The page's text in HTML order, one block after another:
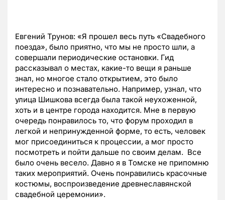
Евгений Трунов: «Я прошел весь путь «Свадебного
поезда», было приятно, что мы не просто шли, а
совершали периодические остановки. Гид
рассказывал о местах, какие-то вещи я раньше
знал, но многое стало открытием, это было
интересно и познавательно. Например, узнал, что
улица Шишкова всегда была такой неухоженной,
хоть и в центре города находится. Мне в первую
очередь понравилось то, что форум проходил в
легкой и непринужденной форме, то есть, человек
мог присоединиться к процессии, а мог просто
посмотреть и пойти дальше по своим делам. Все
было очень весело. Давно я в Томске не припомню
таких мероприятий. Очень понравились красочные
костюмы, воспроизведение древнеславянской
свадебной церемонии».